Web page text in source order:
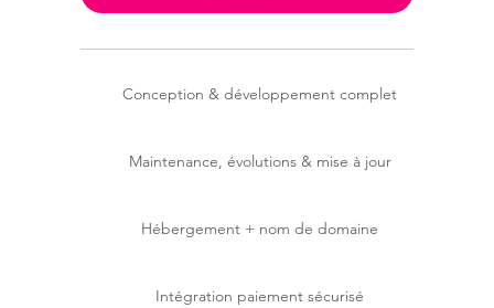
Conception & développement complet
Maintenance, évolutions & mise à jour
Hébergement + nom de domaine
Intégration paiement sécurisé